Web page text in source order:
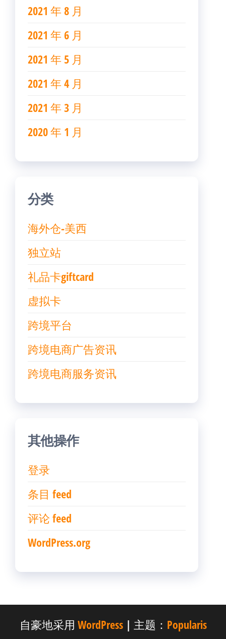
2021 年 8 月
2021 年 6 月
2021 年 5 月
2021 年 4 月
2021 年 3 月
2020 年 1 月
分类
海外仓-美西
独立站
礼品卡giftcard
虚拟卡
跨境平台
跨境电商广告资讯
跨境电商服务资讯
其他操作
登录
条目 feed
评论 feed
WordPress.org
自豪地采用 WordPress | 主题： Popularis